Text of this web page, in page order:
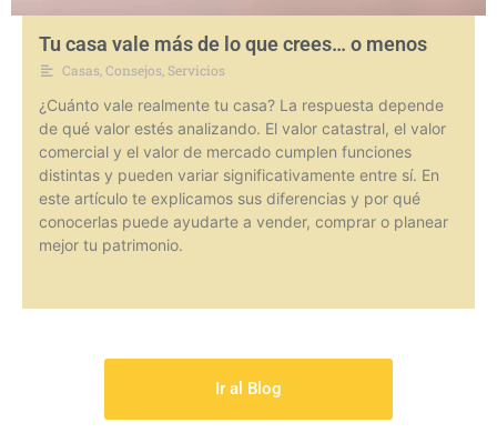
Tu casa vale más de lo que crees… o menos
Casas Consejos Servicios
¿Cuánto vale realmente tu casa? La respuesta depende
de qué valor estés analizando. El valor catastral, el valor
comercial y el valor de mercado cumplen funciones
distintas y pueden variar significativamente entre sí. En
este artículo te explicamos sus diferencias y por qué
conocerlas puede ayudarte a vender, comprar o planear
mejor tu patrimonio.
Ir al Blog